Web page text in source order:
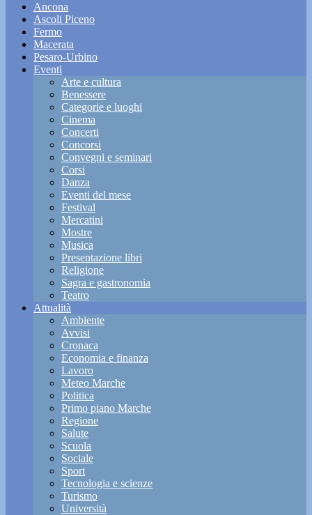
Ancona
Ascoli Piceno
Fermo
Macerata
Pesaro-Urbino
Eventi
Arte e cultura
Benessere
Categorie e luoghi
Cinema
Concerti
Concorsi
Convegni e seminari
Corsi
Danza
Eventi del mese
Festival
Mercatini
Mostre
Musica
Presentazione libri
Religione
Sagra e gastronomia
Teatro
Attualità
Ambiente
Avvisi
Cronaca
Economia e finanza
Lavoro
Meteo Marche
Politica
Primo piano Marche
Regione
Salute
Scuola
Sociale
Sport
Tecnologia e scienze
Turismo
Università